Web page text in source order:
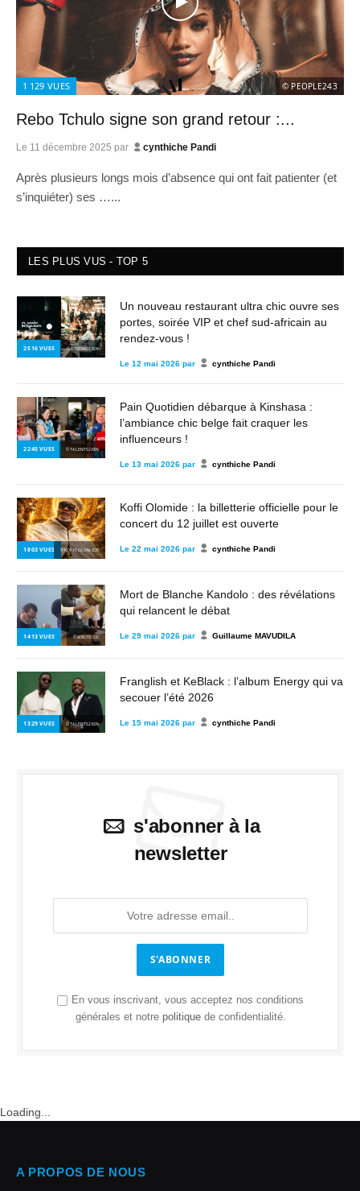
1 129 VUES © PEOPLE243
Rebo Tchulo signe son grand retour :...
Le 11 décembre 2025 par cynthiche Pandi
Après plusieurs longs mois d’absence qui ont fait patienter (et
s’inquiéter) ses …...
LES PLUS VUS - TOP 5
2 516 VUES © STRONG2KIN
Un nouveau restaurant ultra chic ouvre ses
portes, soirée VIP et chef sud-africain au
rendez-vous !
Le 12 mai 2026 par cynthiche Pandi
2 245 VUES © TALENTS2KIN
Pain Quotidien débarque à Kinshasa :
l’ambiance chic belge fait craquer les
influenceurs !
Le 13 mai 2026 par cynthiche Pandi
1 803 VUES © KOFFI OLOMIDE
Koffi Olomide : la billetterie officielle pour le
concert du 12 juillet est ouverte
Le 22 mai 2026 par cynthiche Pandi
1 413 VUES © MBOTE.CD
Mort de Blanche Kandolo : des révélations
qui relancent le débat
Le 29 mai 2026 par Guillaume MAVUDILA
1 329 VUES © TALENTS2KIN
Franglish et KeBlack : l’album Energy qui va
secouer l’été 2026
Le 15 mai 2026 par cynthiche Pandi
s'abonner à la
newsletter
S'ABONNER
En vous inscrivant, vous acceptez nos conditions
générales et notre politiquede confidentialité.
Loading...
A PROPOS DE NOUS